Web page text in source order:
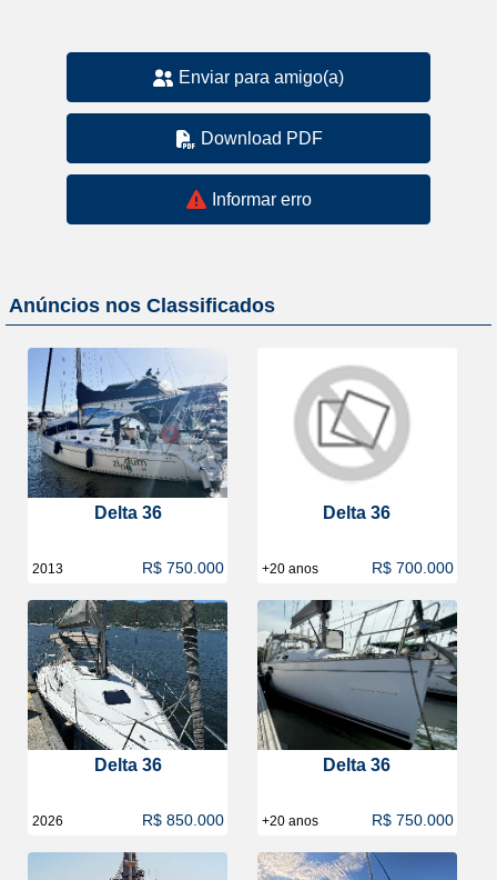
Enviar para amigo(a)
Download PDF
Informar erro
Anúncios nos Classificados
Delta 36
2013 R$ 750.000
Delta 36
+20 anos R$ 700.000
Delta 36
2026 R$ 850.000
Delta 36
+20 anos R$ 750.000